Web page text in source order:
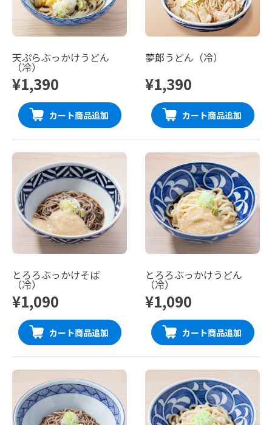
天ぷらぶっかけうどん
（冷）
¥1,390
カート商品追加
夢郎うどん（冷）
¥1,390
カート商品追加
とろろぶっかけそば
（冷）
¥1,090
カート商品追加
とろろぶっかけうどん
（冷）
¥1,090
カート商品追加